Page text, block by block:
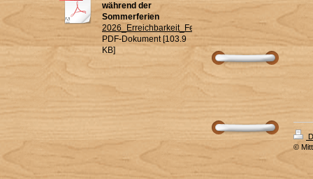
während der
Sommerferien
2026_Erreichbarkeit_Ferien.pdf
PDF-Dokument [103.9
KB]
©